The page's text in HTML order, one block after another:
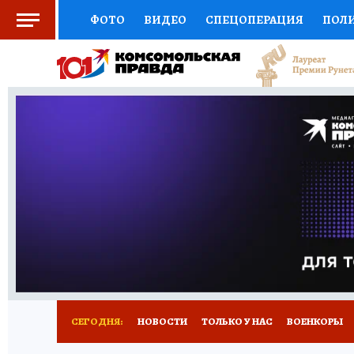
ФОТО ВИДЕО СПЕЦОПЕРАЦИЯ
СОЦПОДДЕРЖКА НАУКА СПОРТ
ВЫБОР ЭКСПЕРТОВ ДОКТОР
ПРОГНОЗЫ НА СПОРТ
ОБЪЯВЛЕНИЯ
СЕГОДНЯ: НОВОСТИ ТОЛЬКО У НАС ВОЕНКОРЫ